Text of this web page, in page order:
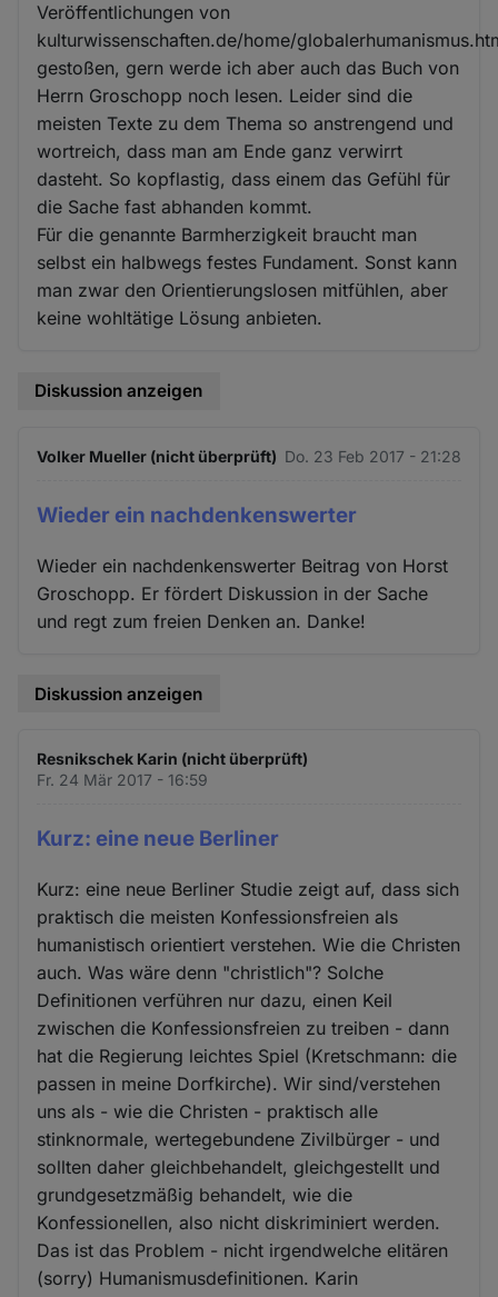
Veröffentlichungen von
kulturwissenschaften.de/home/
gestoßen, gern werde ich aber auch das Buch von
Herrn Groschopp noch lesen. Leider sind die
meisten Texte zu dem Thema so anstrengend und
wortreich, dass man am Ende ganz verwirrt
dasteht. So kopflastig, dass einem das Gefühl für
die Sache fast abhanden kommt.
Für die genannte Barmherzigkeit braucht man
selbst ein halbwegs festes Fundament. Sonst kann
man zwar den Orientierungslosen mitfühlen, aber
keine wohltätige Lösung anbieten.
Diskussion anzeigen
Volker Mueller (nicht überprüft) Do. 23 Feb 2017 - 21:28
Wieder ein nachdenkenswerter
Wieder ein nachdenkenswerter Beitrag von Horst
Groschopp. Er fördert Diskussion in der Sache
und regt zum freien Denken an. Danke!
Diskussion anzeigen
Resnikschek Karin (nicht überprüft)
Fr. 24 Mär 2017 - 16:59
Kurz: eine neue Berliner
Kurz: eine neue Berliner Studie zeigt auf, dass sich
praktisch die meisten Konfessionsfreien als
humanistisch orientiert verstehen. Wie die Christen
auch. Was wäre denn "christlich"? Solche
Definitionen verführen nur dazu, einen Keil
zwischen die Konfessionsfreien zu treiben - dann
hat die Regierung leichtes Spiel (Kretschmann: die
passen in meine Dorfkirche). Wir sind/verstehen
uns als - wie die Christen - praktisch alle
stinknormale, wertegebundene Zivilbürger - und
sollten daher gleichbehandelt, gleichgestellt und
grundgesetzmäßig behandelt, wie die
Konfessionellen, also nicht diskriminiert werden.
Das ist das Problem - nicht irgendwelche elitären
(sorry) Humanismusdefinitionen. Karin